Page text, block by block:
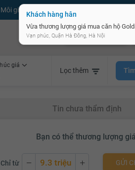
giới bPRO Đăng tin miễn phí
Bán nhà nhanh
giá
Lọc thêm
Tin chưa thẩm định
Bạn có thể thương lượng giá
Chỉ từ 9.3 triệu GỬI
Khách hàng hân
Vạn phúc, Quận Hà Đông, Hà Nội